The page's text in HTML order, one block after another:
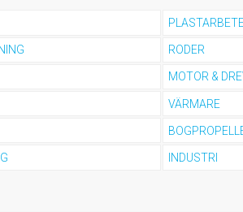
RODER
MOTOR &
VÄRMARE
INDUSTRI